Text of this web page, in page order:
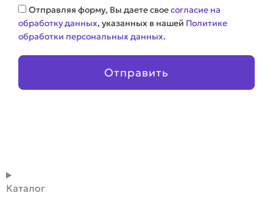
Соглашение
Отправляя форму, Вы даете своесогласие на
обработку данных, указанных в нашей Политике
обработки персональных данных.
Отправить
Каталог